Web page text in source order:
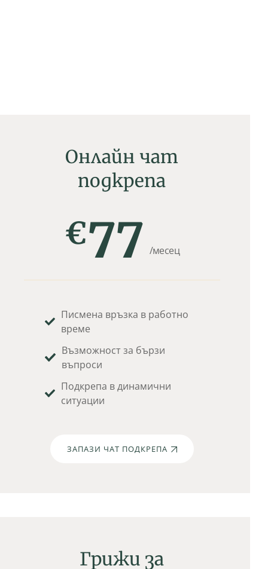
Онлайн чат
подкрепа
€77 /месец
Писмена връзка в работно
време
Възможност за бързи
въпроси
Подкрепа в динамични
ситуации
ЗАПАЗИ ЧАТ ПОДКРЕПА
Грижи за